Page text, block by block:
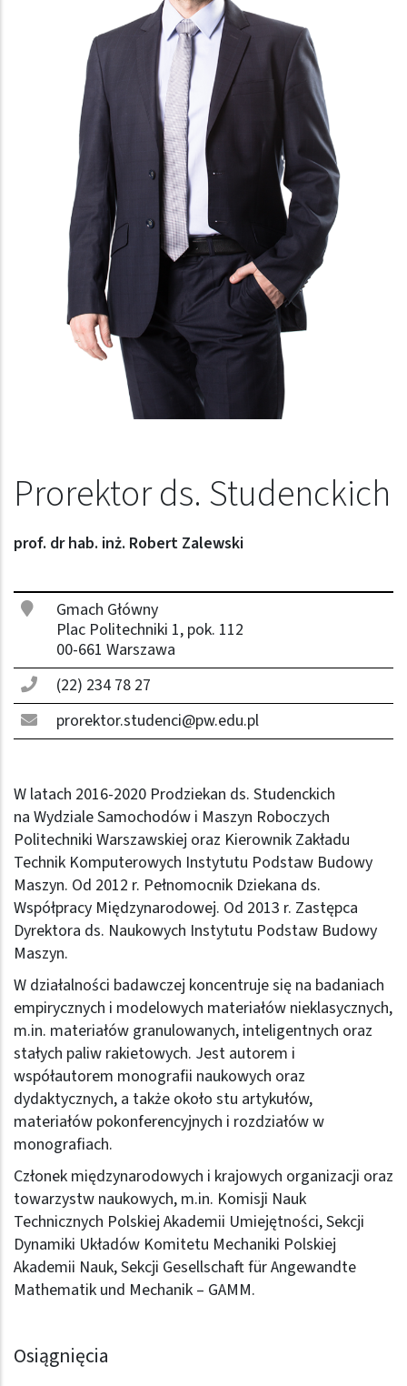
Prorektor ds. Studenckich
prof. dr hab. inż. Robert Zalewski
Gmach Główny
Plac Politechniki 1, pok. 112
00-661 Warszawa
(22) 234 78 27
prorektor.studenci@pw.edu.pl
W latach 2016-2020 Prodziekan ds. Studenckich
na Wydziale Samochodów i Maszyn Roboczych
Politechniki Warszawskiej oraz Kierownik Zakładu
Technik Komputerowych Instytutu Podstaw Budowy
Maszyn. Od 2012 r. Pełnomocnik Dziekana ds.
Współpracy Międzynarodowej. Od 2013 r. Zastępca
Dyrektora ds. Naukowych Instytutu Podstaw Budowy
Maszyn.
W działalności badawczej koncentruje się na badaniach
empirycznych i modelowych materiałów nieklasycznych,
m.in. materiałów granulowanych, inteligentnych oraz
stałych paliw rakietowych. Jest autorem i
współautorem monografii naukowych oraz
dydaktycznych, a także około stu artykułów,
materiałów pokonferencyjnych i rozdziałów w
monografiach.
Członek międzynarodowych i krajowych organizacji oraz
towarzystw naukowych, m.in. Komisji Nauk
Technicznych Polskiej Akademii Umiejętności, Sekcji
Dynamiki Układów Komitetu Mechaniki Polskiej
Akademii Nauk, Sekcji Gesellschaft für Angewandte
Mathematik und Mechanik – GAMM.
Osiągnięcia